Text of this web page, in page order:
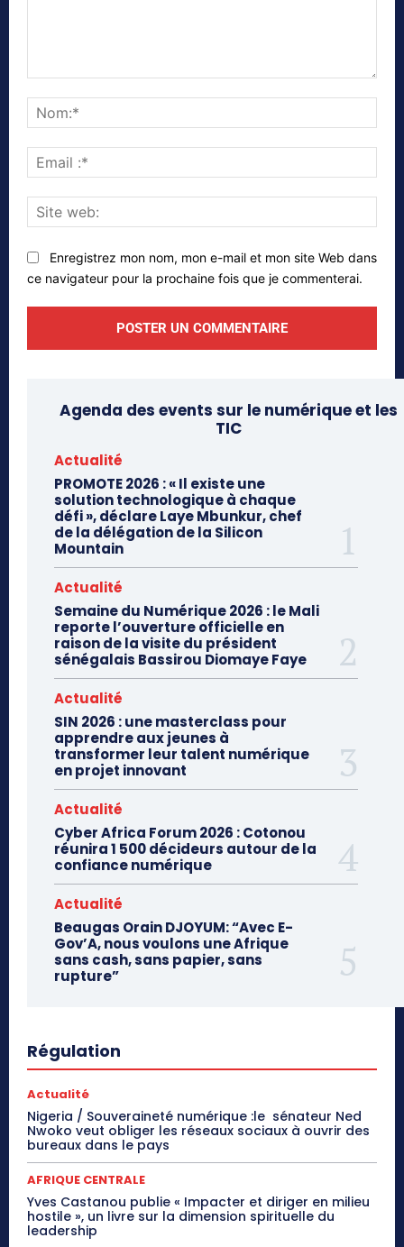
:*
web:
Enregistrez mon nom, mon e-mail et mon site Web dans
ce navigateur pour la prochaine fois que je commenterai.
Agenda des events sur le numérique et les
TIC
Actualité
PROMOTE 2026 : « Il existe une
solution technologique à chaque
défi », déclare Laye Mbunkur, chef
de la délégation de la Silicon
Mountain
Actualité
Semaine du Numérique 2026 : le Mali
reporte l’ouverture officielle en
raison de la visite du président
sénégalais Bassirou Diomaye Faye
Actualité
SIN 2026 : une masterclass pour
apprendre aux jeunes à
transformer leur talent numérique
en projet innovant
Actualité
Cyber Africa Forum 2026 : Cotonou
réunira 1 500 décideurs autour de la
confiance numérique
Actualité
Beaugas Orain DJOYUM: “Avec E-
Gov’A, nous voulons une Afrique
sans cash, sans papier, sans
rupture”
Régulation
Actualité
Nigeria / Souveraineté numérique :le sénateur Ned
Nwoko veut obliger les réseaux sociaux à ouvrir des
bureaux dans le pays
AFRIQUE CENTRALE
Yves Castanou publie « Impacter et diriger en milieu
hostile », un livre sur la dimension spirituelle du
leadership